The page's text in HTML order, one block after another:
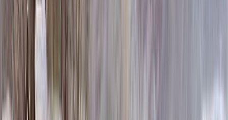
230 500 ₽
100x140x12 20x150x20
282 100 ₽
Выбор цветника